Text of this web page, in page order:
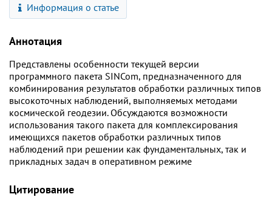
Информация о статье
Аннотация
Представлены особенности текущей версии
программного пакета SINCom, предназначенного для
комбинирования результатов обработки различных типов
высокоточных наблюдений, выполняемых методами
космической геодезии. Обсуждаются возможности
использования такого пакета для комплексирования
имеющихся пакетов обработки различных типов
наблюдений при решении как фундаментальных, так и
прикладных задач в оперативном режиме
Цитирование